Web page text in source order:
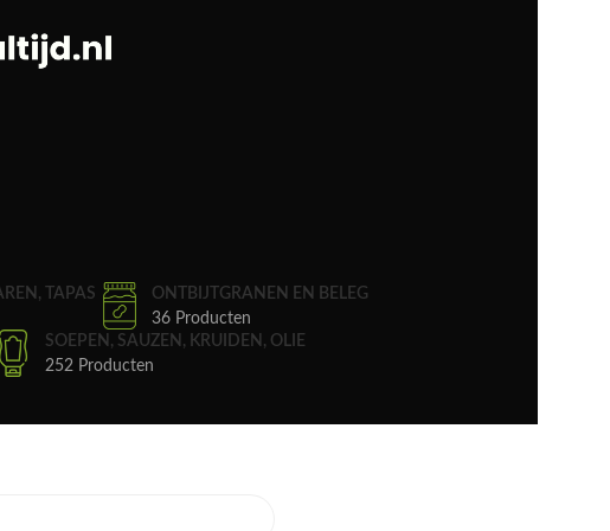
TAPAS
ONTBIJTGRANEN EN BELEG
36 Producten
SOEPEN, SAUZEN, KRUIDEN, OLIE
252 Producten